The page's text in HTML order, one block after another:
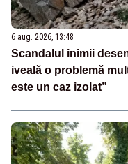
6 aug. 2026, 13:48
Scandalul inimii
iveală o problemă
este un caz izolat”